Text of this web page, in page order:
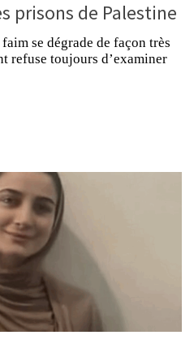
prisons de Palestine
se dégrade de façon très
refuse toujours d’examiner